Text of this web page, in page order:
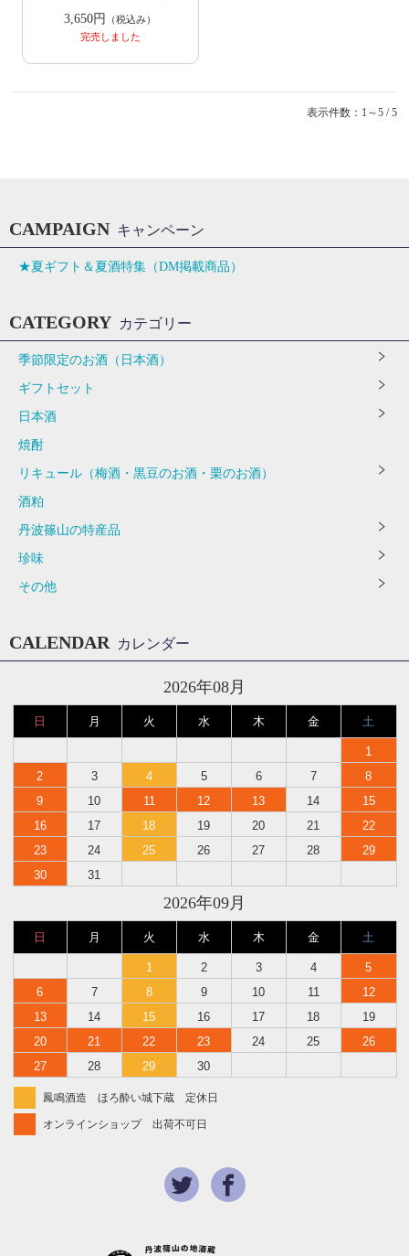
3,650円
（税込み）
完売しました
表示件数：1～5 / 5
CAMPAIGN キャンペーン
★夏ギフト＆夏酒特集（DM掲載商品）
CATEGORY カテゴリー
季節限定のお酒（日本酒）
ギフトセット
日本酒
焼酎
リキュール（梅酒・黒豆のお酒・栗のお酒）
酒粕
丹波篠山の特産品
珍味
その他
CALENDAR カレンダー
2026年08月
日 月 火 水 木 金 土
1
2
3 4 5 6 7
8
9
10 11 12 13 14
15
16
17 18 19 20 21
22
23
24 25 26 27 28
29
30
31
2026年09月
日 月 火 水 木 金 土
1 2 3 4
5
6
7 8 9 10 11
12
13
14 15 16 17 18
19
20
21 22 23 24 25
26
27
28 29 30
鳳鳴酒造 ほろ酔い城下蔵 定休日
オンラインショップ 出荷不可日